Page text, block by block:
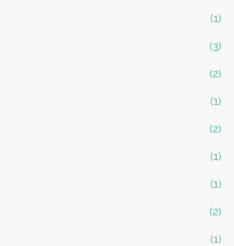
(1)
(3)
(2)
(1)
(2)
(1)
(1)
(2)
(1)